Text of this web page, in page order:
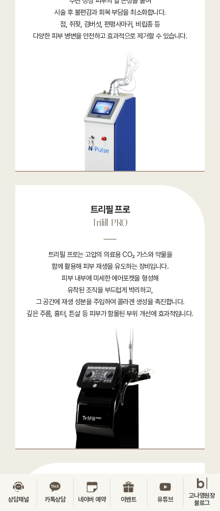
시술 후 불편감과 회복 부담을 최소화합니다.
점, 쥐젖, 검버섯, 편평사마귀, 비립종 등
다양한 피부 병변을 안전하고 효과적으로 제거할 수 있습니다.
트리필 프로
Trifill PRO
트리필 프로는 고압의 의료용 CO₂ 가스와 약물을
함께 활용해 피부 재생을 유도하는 장비입니다.
피부 내부에 미세한 에어포켓을 형성해
유착된 조직을 부드럽게 박리하고,
그 공간에 재생 성분을 주입하여 콜라겐 생성을 촉진합니다.
깊은 주름, 흉터, 튼살 등 피부가 함몰된 부위 개선에 효과적입니다.
이노 플러스
INNO Plus
상담채널 카톡상담 네이버 예약 이벤트 유튜브
고나영원장
블로그